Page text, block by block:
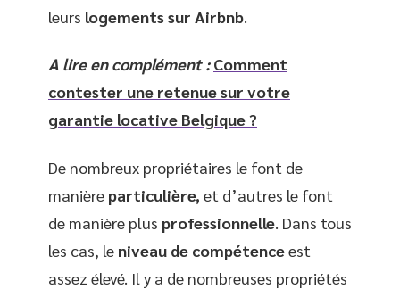
leurs logements sur Airbnb
A lire en complément : Comment
contester une retenue sur votre
garantie locative Belgique ?
De nombreux propriétaires le font de
manière particulière, et d’autres le font
de manière plus professionnelle . Dans tous
les cas, le niveau de compétenceest
assez élevé. Il y a de nombreuses propriétés